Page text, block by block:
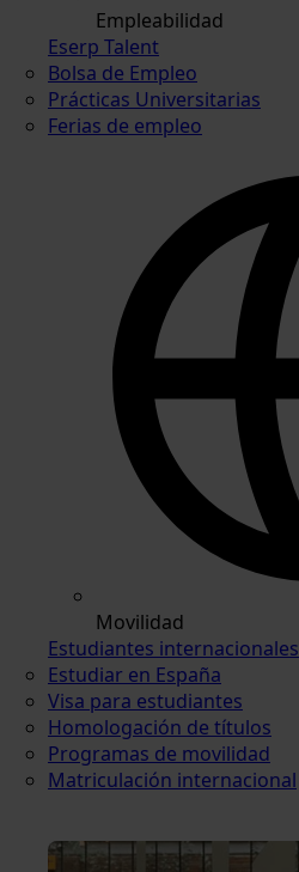
Empleabilidad
Eserp Talent
Bolsa de Empleo
Prácticas Universitarias
Ferias de empleo
Movilidad
Estudiantes internacionales
Estudiar en España
Visa para estudiantes
Homologación de títulos
Programas de movilidad
Matriculación internacional